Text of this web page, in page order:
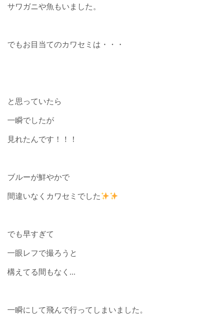
サワガニや魚もいました。
でもお目当てのカワセミは・・・
と思っていたら
一瞬でしたが
見れたんです！！！
ブルーが鮮やかで
間違いなくカワセミでした
でも早すぎて
一眼レフで撮ろうと
構えてる間もなく…
一瞬にして飛んで行ってしまいました。